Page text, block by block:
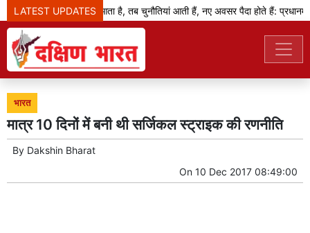
LATEST UPDATES
जब बदलाव का दौर आता है, तब चुनौतियां आती हैं, नए अवसर पैदा होते हैं: प्रधानमंत्री
भारत
मात्र 10 दिनों में बनी थी सर्जिकल स्ट्राइक की रणनीति
By Dakshin Bharat
On 10 Dec 2017 08:49:00